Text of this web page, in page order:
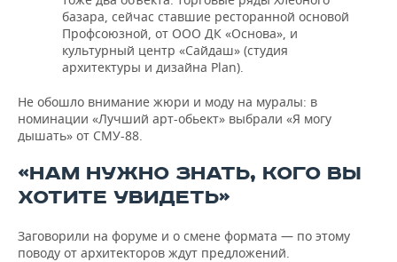
базара, сейчас ставшие ресторанной основой
Профсоюзной, от ООО ДК «Основа», и
культурный центр «Сайдаш» (студия
архитектуры и дизайна Plan).
Не обошло внимание жюри и моду на муралы: в
номинации «Лучший арт-обьект» выбрали «Я могу
дышать» от СМУ-88.
«НАМ НУЖНО ЗНАТЬ, КОГО ВЫ
ХОТИТЕ УВИДЕТЬ»
Заговорили на форуме и о смене формата — по этому
поводу от архитекторов ждут предложений.